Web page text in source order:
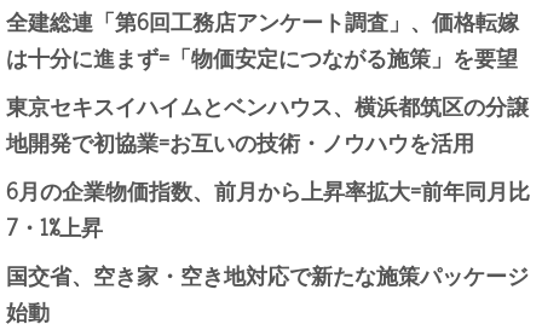
全建総連「第6回工務店アンケート調査」、価格転嫁
は十分に進まず=「物価安定につながる施策」を要望
東京セキスイハイムとベンハウス、横浜都筑区の分譲
地開発で初協業=お互いの技術・ノウハウを活用
6月の企業物価指数、前月から上昇率拡大=前年同月比
7・1%上昇
国交省、空き家・空き地対応で新たな施策パッケージ
始動